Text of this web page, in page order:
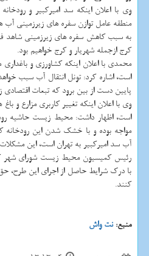
وی با اعلان اینکه سد امیرکبیر و
منطقه عامل توازن سفره های زیرزمینی آب
به سبب کاهش سفره های زیرزمینی
کرج ازجمله شهریار و کرج خواهیم بود.
محمدی با اعلان اینکه کشاورزی و
است، اشاره کرد: تونل انتقال آب سبب
پایین دست از بین برود که تبعات
وی با اعلان اینکه تغییر کاربری مزارع و
است، اظهار داشت: محیط زیست حاشیه
مواجه بوده و با خشک شدن این رودخانه
آب سد امیرکبیر به تهران است، این
رئیس کمیسیون محیط زیست شورای شهر
با درک شرایط حاصل از اجرای این طرح، حق
کنند.
منبع:نت واش